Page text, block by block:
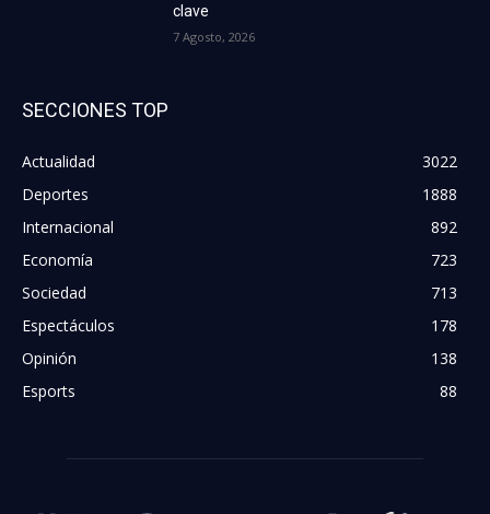
clave
7 Agosto, 2026
SECCIONES TOP
Actualidad
3022
Deportes
1888
Internacional
892
Economía
723
Sociedad
713
Espectáculos
178
Opinión
138
Esports
88